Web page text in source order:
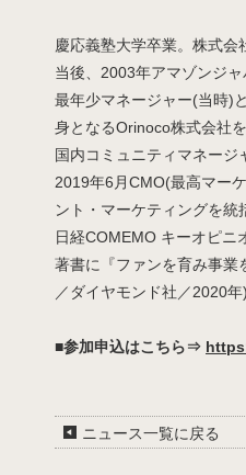
慶応義塾大学卒業。株式
当後、2003年アマゾンジ
最年少マネージャー(当時)
身となるOrinoco株式会社を
国内コミュニティマネー
2019年6月CMO(最高マー
ント・マーケティングを統
日経COMEMO キーオピニ
著書に『ファンを育み事業
／ダイヤモンド社／2020年)
■参加申込はこちら⇒
ニュース一覧に戻る